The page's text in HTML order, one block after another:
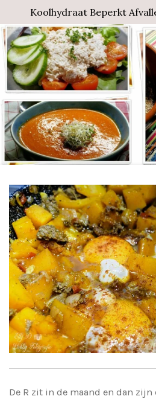
direct
naar
de
hoofdinhoud
Koolhydraat Beperkt
De R zit in de maand en dan zijn